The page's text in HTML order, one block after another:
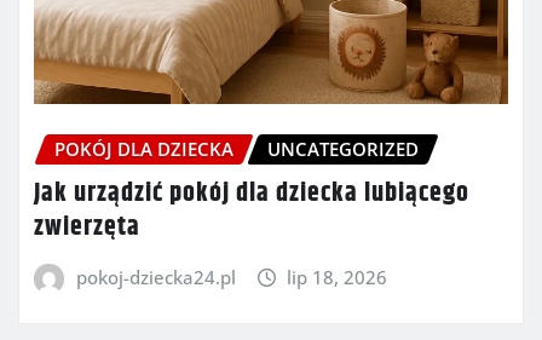
POKÓJ DLA DZIECKA UNCATEGORIZED
Jak urządzić pokój dla dziecka lubiącego
zwierzęta
pokoj-dziecka24.pl lip 18, 2026